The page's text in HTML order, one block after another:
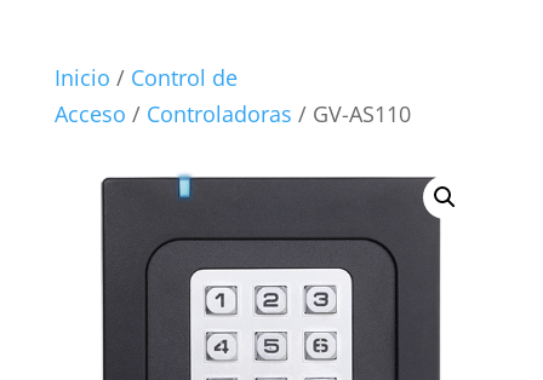
Inicio / Control de
Acceso / Controladoras / GV-AS110